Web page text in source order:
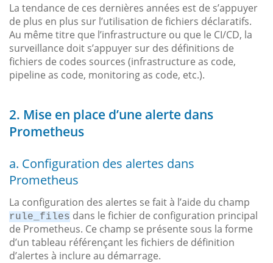
La tendance de ces dernières années est de s’appuyer
de plus en plus sur l’utilisation de fichiers déclaratifs.
Au même titre que l’infrastructure ou que le CI/CD, la
surveillance doit s’appuyer sur des définitions de
fichiers de codes sources (infrastructure as code,
pipeline as code, monitoring as code, etc.).
2. Mise en place d’une alerte dans
Prometheus
a. Configuration des alertes dans
Prometheus
La configuration des alertes se fait à l’aide du champ
rule_files dans le fichier de configuration principal
de Prometheus. Ce champ se présente sous la forme
d’un tableau référençant les fichiers de définition
d’alertes à inclure au démarrage.